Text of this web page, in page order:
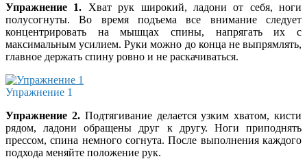
Упражнение 1. Хват рук широкий, ладони от себя, ноги
полусогнуты. Во время подъема все внимание следует
концентрировать на мышцах спины, напрягать их с
максимальным усилием. Руки можно до конца не выпрямлять,
главное держать спину ровно и не раскачиваться.
Упражнение 1
Упражнение 2.Подтягивание делается узким хватом, кисти
рядом, ладони обращены друг к другу. Ноги приподнять
прессом, спина немного согнута. После выполнения каждого
подхода меняйте положение рук.